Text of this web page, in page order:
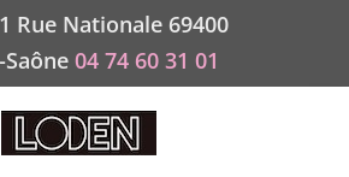
Rue Nationale 69400
04 74 60 31 01